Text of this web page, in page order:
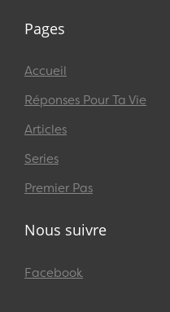
Pages
Accueil
Réponses Pour Ta Vie
Articles
Series
Premier Pas
Nous suivre
Facebook